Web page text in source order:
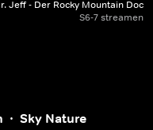
Jeff - Der Rocky Mountain Doc
S6-7 streamen
Sky Nature